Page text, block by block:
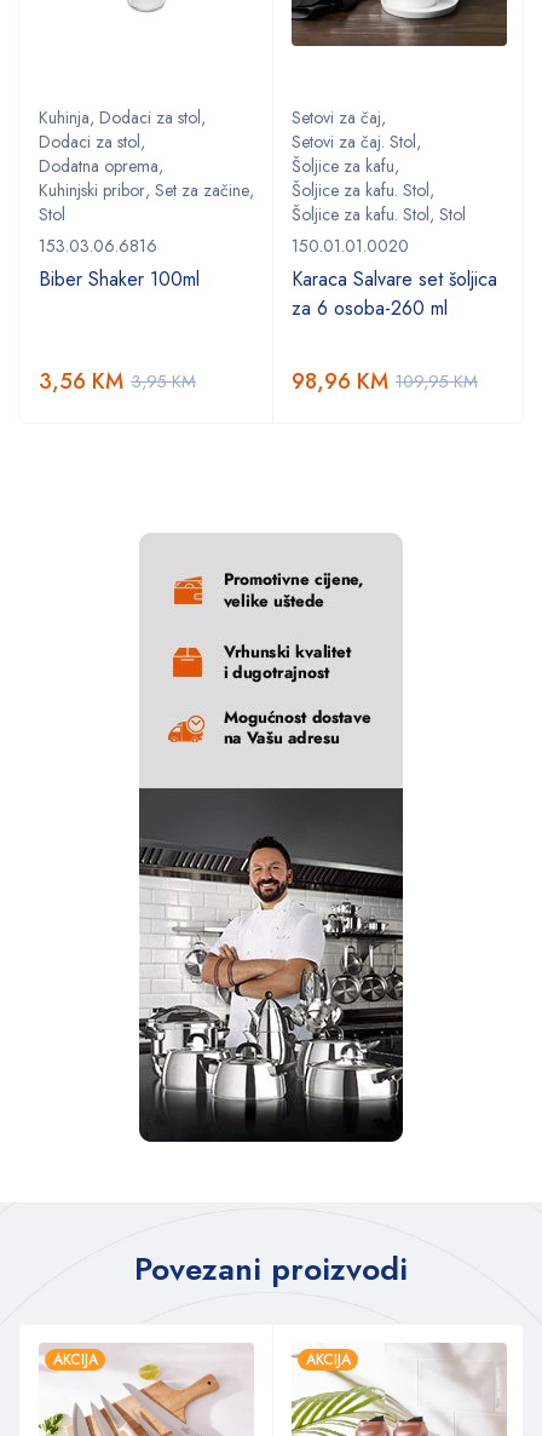
Kuhinja, Dodaci za stol,
Dodaci za stol,
Dodatna oprema,
Kuhinjski pribor, Set za začine,
Stol
153.03.06.6816
Biber Shaker 100ml
3,95KM
3,56 KM
Setovi za čaj,
Setovi za čaj. Stol,
Šoljice za kafu,
Šoljice za kafu. Stol,
Šoljice za kafu. Stol, Stol
150.01.01.0020
Karaca Salvare set šoljica
za 6 osoba-260 ml
109,95KM
98,96 KM
Povezani proizvodi
AKCIJA AKCIJA